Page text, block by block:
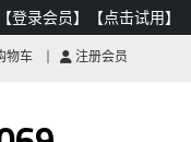
【登录会员】 【点击试用】
物车 注册会员